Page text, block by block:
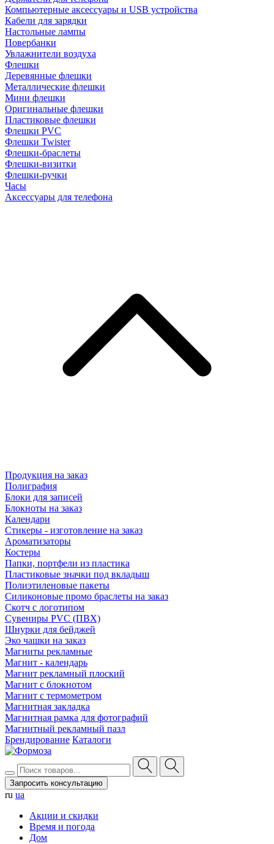
Компьютерные аксессуары и USB устройства
Кабели для зарядки
Настольные лампы
Повербанки
Увлажнители воздуха
Флешки
Деревянные флешки
Металлические флешки
Мини флешки
Оригинальные флешки
Пластиковые флешки
Флешки PVC
Флешки Twister
Флешки-браслеты
Флешки-визитки
Флешки-ручки
Часы
Аксессуары для телефона
Продукция на заказ
Полиграфия
Блоки для записей
Блокноты на заказ
Календари
Стикеры - изготовление на заказ
Ароматизаторы
Костеры
Папки, портфели из пластика
Пластиковые значки под вкладыш
Полиэтиленовые пакеты
Силиконовые промо браслеты на заказ
Скотч с логотипом
Сувениры PVC (ПВХ)
Шнурки для бейджей
Эко чашки на заказ
Магниты рекламные
Магнит - календарь
Магнит рекламный плоский
Магнит с блокнотом
Магнит с термометром
Магнитная закладка
Магнитная рамка для фотографий
Магнитный рекламный пазл
Брендирование Каталоги
Запросить консультацию
ru ua
Акции и скидки
Время и погода
Дом